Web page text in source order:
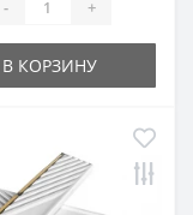
- +
В КОРЗИНУ